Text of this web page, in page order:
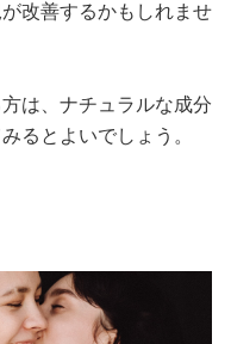
改善するかもしれませ
は、ナチュラルな成分
るとよいでしょう。